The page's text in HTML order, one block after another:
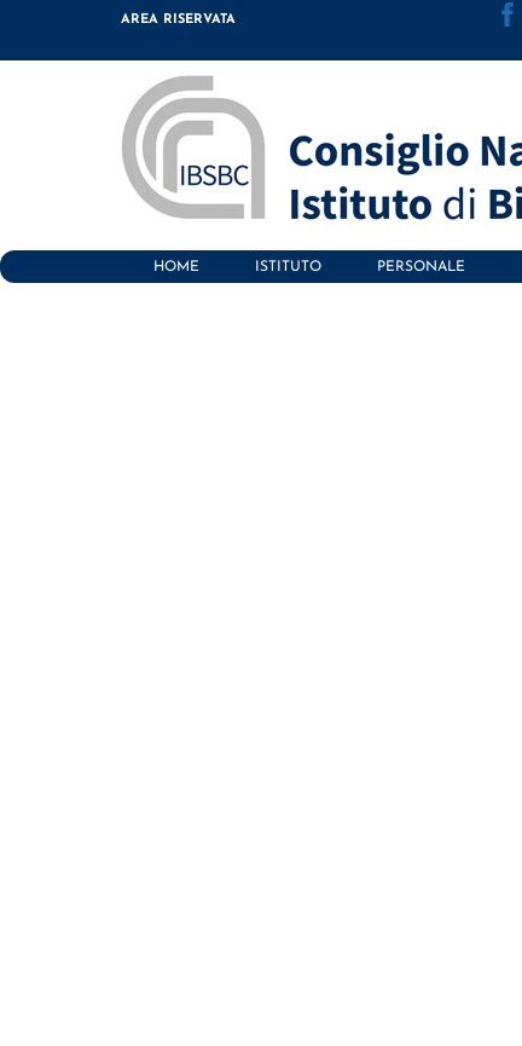
content
AREA RISERVATA
HOME ISTITUTO PERSONALE